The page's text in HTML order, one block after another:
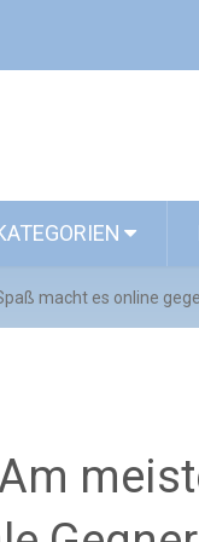
macht es online